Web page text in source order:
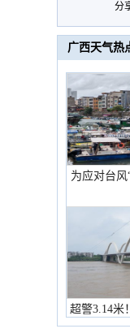
分
广西天气热
为应对台
超警3.14米